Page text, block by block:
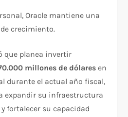
Oracle mantiene una
crecimiento.
que planea invertir
millones de dólares en
durante el actual año fiscal,
expandir su infraestructura
fortalecer su capacidad